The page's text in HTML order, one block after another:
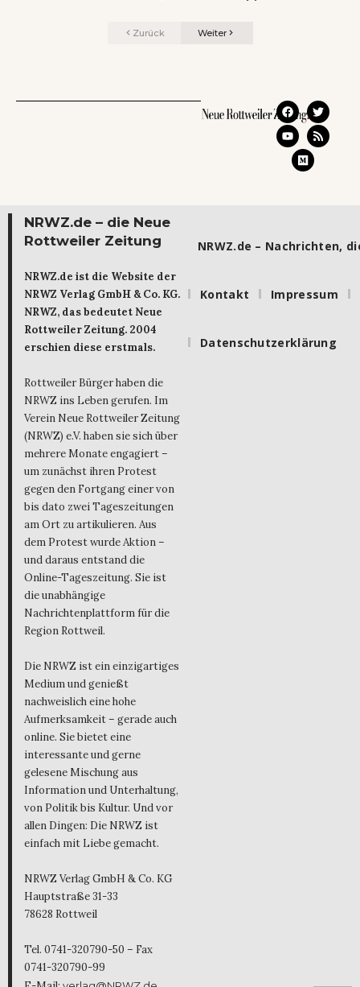
Zurück Weiter
NRWZ.de – die Neue
Rottweiler Zeitung
NRWZ.de ist die Website der
NRWZ Verlag GmbH & Co. KG.
NRWZ, das bedeutet Neue
Rottweiler Zeitung. 2004
erschien diese erstmals.
Rottweiler Bürger haben die
NRWZ ins Leben gerufen. Im
Verein Neue Rottweiler Zeitung
(NRWZ) e.V. haben sie sich über
mehrere Monate engagiert –
um zunächst ihren Protest
gegen den Fortgang einer von
bis dato zwei Tageszeitungen
am Ort zu artikulieren. Aus
dem Protest wurde Aktion –
und daraus entstand die
Online-Tageszeitung. Sie ist
die unabhängige
Nachrichtenplattform für die
Region Rottweil.
Die NRWZ ist ein einzigartiges
Medium und genießt
nachweislich eine hohe
Aufmerksamkeit – gerade auch
online. Sie bietet eine
interessante und gerne
gelesene Mischung aus
Information und Unterhaltung,
von Politik bis Kultur. Und vor
allen Dingen: Die NRWZ ist
einfach mit Liebe gemacht.
NRWZ Verlag GmbH & Co. KG
Hauptstraße 31-33
78628 Rottweil
Tel. 0741-320790-50 – Fax
0741-320790-99
NRWZ.de – Nachrichten,
Kontakt Impressum
Datenschutzerklärung